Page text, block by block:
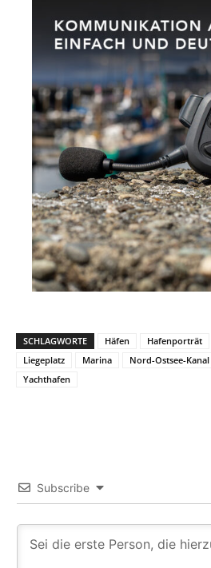
SCHLAGWORTE Häfen Hafenporträt
Liegeplatz
Marina Nord-Ostsee-Kanal
Yachthafen
Subscribe